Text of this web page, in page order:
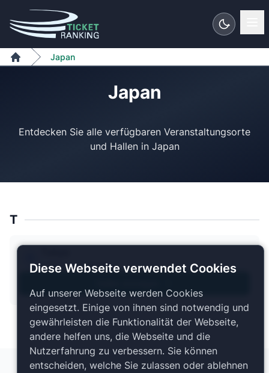
Zum Inhalt springen
Home
Japan
Japan
Entdecken Sie alle verfügbaren Veranstaltungsorte
und Hallen in Japan
T
1 Plan verfügbar
Diese Webseite verwendet Cookies
Auf unserer Webseite werden Cookies
eingesetzt. Einige von ihnen sind notwendig und
gewährleisten die Funktionalität der Webseite,
andere helfen uns, die Webseite und die
Nutzerfahrung zu verbessern. Sie können
entscheiden, welche Sie zulassen oder ablehnen